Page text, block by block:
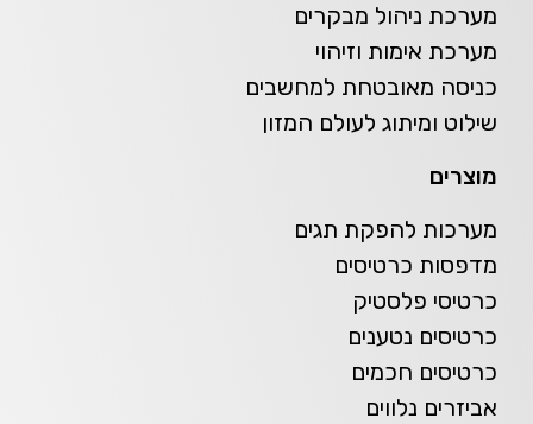
מערכת ניהול מבקרים
מערכת אימות וזיהוי
כניסה מאובטחת למחשבים
שילוט ומיתוג לעולם המזון
מוצרים
מערכות להפקת תגים
מדפסות כרטיסים
כרטיסי פלסטיק
כרטיסים נטענים
כרטיסים חכמים
אביזרים נלווים